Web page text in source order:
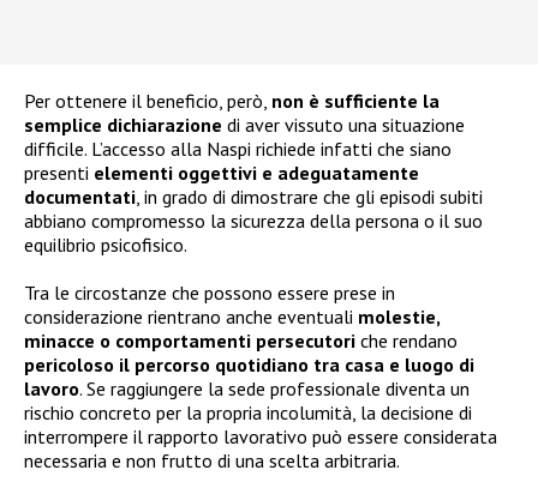
Per ottenere il beneficio, però, non è sufficiente la
semplice dichiarazione di aver vissuto una situazione
difficile. L’accesso alla Naspi richiede infatti che siano
presenti elementi oggettivi e adeguatamente
documentati , in grado di dimostrare che gli episodi subiti
abbiano compromesso la sicurezza della persona o il suo
equilibrio psicofisico.
Tra le circostanze che possono essere prese in
considerazione rientrano anche eventuali molestie,
minacce o comportamenti persecutori che rendano
pericoloso il percorso quotidiano tra casa e luogo di
lavoro. Se raggiungere la sede professionale diventa un
rischio concreto per la propria incolumità, la decisione di
interrompere il rapporto lavorativo può essere considerata
necessaria e non frutto di una scelta arbitraria.